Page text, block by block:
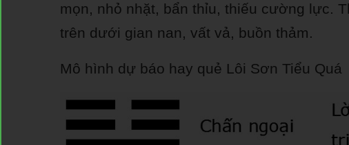
mọn, nhỏ nhặt, bẩn thỉu, thiếu cường lực.
trên dưới gian nan, vất vả, buồn thảm.
Mô hình dự báo hay quẻ Lôi Sơn Tiểu Quá